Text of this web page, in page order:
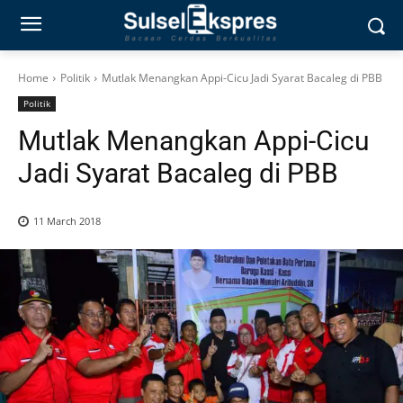
Home Politik Mutlak Menangkan Appi-Cicu Jadi Syarat Bacaleg di PBB
Politik
Mutlak Menangkan Appi-Cicu
Jadi Syarat Bacaleg di PBB
11 March 2018